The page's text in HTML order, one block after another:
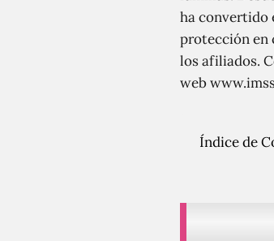
ha convertido
protección en
los afiliados.
web
Índice de